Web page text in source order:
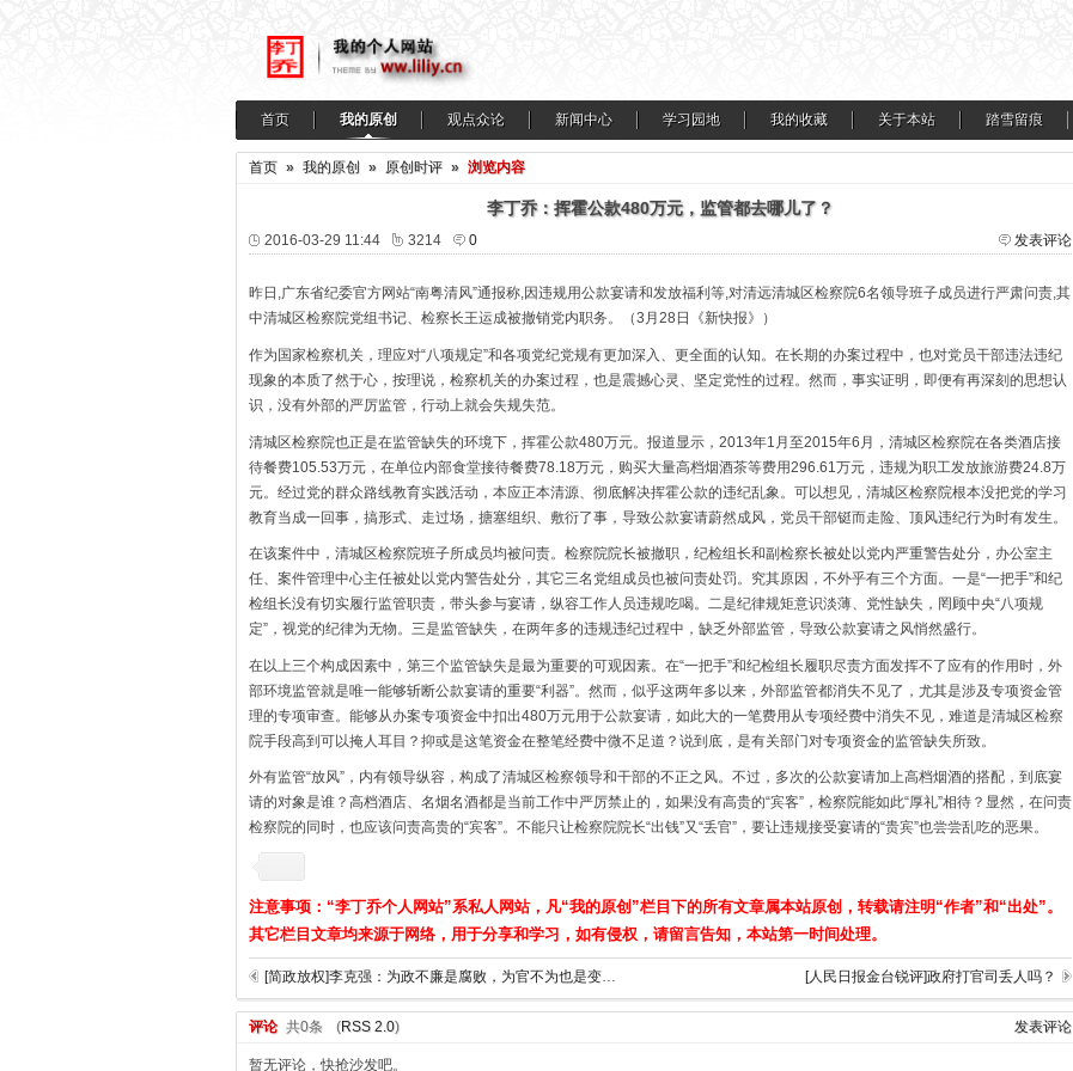
首页 我的原创 观点众论 新闻中心 学习园地 我的收藏 关于本站 踏雪留痕
首页 » 我的原创 » 原创时评 » 浏览内容
李丁乔：挥霍公款480万元，监管都去哪儿了？
2016-03-29 11:44 3214 0 发表评论
昨日,广东省纪委官方网站“南粤清风”通报称,因违规用公款宴请和发放福利等,对清远清城区检察院6名领导班子成员进行严肃问责,其
中清城区检察院党组书记、检察长王运成被撤销党内职务。（3月28日《新快报》）
作为国家检察机关，理应对“八项规定”和各项党纪党规有更加深入、更全面的认知。在长期的办案过程中，也对党员干部违法违纪
现象的本质了然于心，按理说，检察机关的办案过程，也是震撼心灵、坚定党性的过程。然而，事实证明，即便有再深刻的思想认
识，没有外部的严厉监管，行动上就会失规失范。
清城区检察院也正是在监管缺失的环境下，挥霍公款480万元。报道显示，2013年1月至2015年6月，清城区检察院在各类酒店接
待餐费105.53万元，在单位内部食堂接待餐费78.18万元，购买大量高档烟酒茶等费用296.61万元，违规为职工发放旅游费24.8万
元。经过党的群众路线教育实践活动，本应正本清源、彻底解决挥霍公款的违纪乱象。可以想见，清城区检察院根本没把党的学习
教育当成一回事，搞形式、走过场，搪塞组织、敷衍了事，导致公款宴请蔚然成风，党员干部铤而走险、顶风违纪行为时有发生。
在该案件中，清城区检察院班子所成员均被问责。检察院院长被撤职，纪检组长和副检察长被处以党内严重警告处分，办公室主
任、案件管理中心主任被处以党内警告处分，其它三名党组成员也被问责处罚。究其原因，不外乎有三个方面。一是“一把手”和纪
检组长没有切实履行监管职责，带头参与宴请，纵容工作人员违规吃喝。二是纪律规矩意识淡薄、党性缺失，罔顾中央“八项规
定”，视党的纪律为无物。三是监管缺失，在两年多的违规违纪过程中，缺乏外部监管，导致公款宴请之风悄然盛行。
在以上三个构成因素中，第三个监管缺失是最为重要的可观因素。在“一把手”和纪检组长履职尽责方面发挥不了应有的作用时，外
部环境监管就是唯一能够斩断公款宴请的重要“利器”。然而，似乎这两年多以来，外部监管都消失不见了，尤其是涉及专项资金管
理的专项审查。能够从办案专项资金中扣出480万元用于公款宴请，如此大的一笔费用从专项经费中消失不见，难道是清城区检察
院手段高到可以掩人耳目？抑或是这笔资金在整笔经费中微不足道？说到底，是有关部门对专项资金的监管缺失所致。
外有监管“放风”，内有领导纵容，构成了清城区检察领导和干部的不正之风。不过，多次的公款宴请加上高档烟酒的搭配，到底宴
请的对象是谁？高档酒店、名烟名酒都是当前工作中严厉禁止的，如果没有高贵的“宾客”，检察院能如此“厚礼”相待？显然，在问责
检察院的同时，也应该问责高贵的“宾客”。不能只让检察院院长“出钱”又“丢官”，要让违规接受宴请的“贵宾”也尝尝乱吃的恶果。
注意事项：“李丁乔个人网站”系私人网站，凡“我的原创”栏目下的所有文章属本站原创，转载请注明“作者”和“出处”。
其它栏目文章均来源于网络，用于分享和学习，如有侵权，请留言告知，本站第一时间处理。
[简政放权]李克强：为政不廉是腐败，为官不为也是变相腐败 [人民日报金台锐评]政府打官司丢人吗？
评论 共0条 (RSS 2.0) 发表评论
暂无评论，快抢沙发吧。